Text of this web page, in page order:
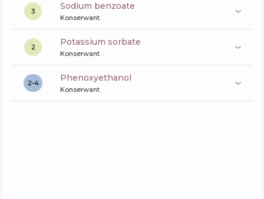
3 sodium benzoate
Konserwant
2 potassium sorbate
Konserwant
2-4 phenoxyethanol
Konserwant